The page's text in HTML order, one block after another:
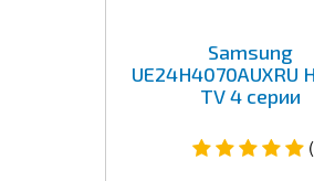
Samsung
UE24H4070AUXRU
TV 4 серии